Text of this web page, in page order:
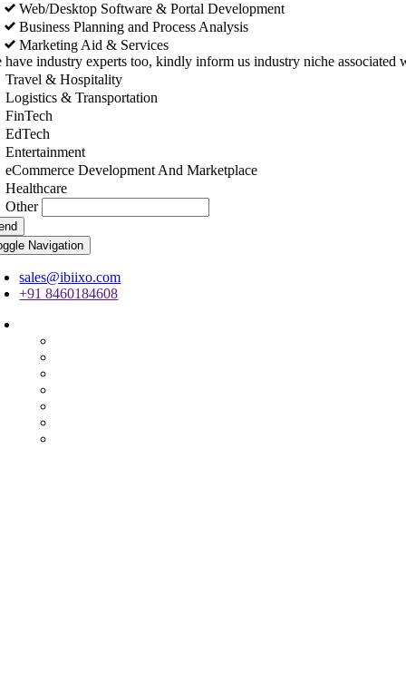
Web/Desktop Software & Portal Development
Business Planning and Process Analysis
Marketing Aid & Services
have industry experts too, kindly inform us industry niche associated
Travel & Hospitality
Logistics & Transportation
FinTech
EdTech
Entertainment
eCommerce Development And Marketplace
Healthcare
Other
Navigation
sales@ibiixo.com
+91 8460184608